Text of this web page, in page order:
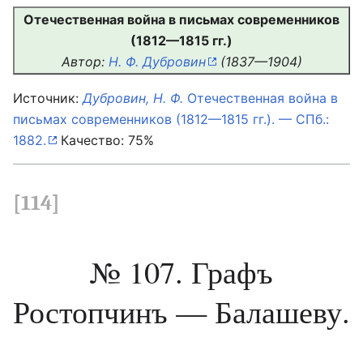
Отечественная война в письмах современников
(1812—1815 гг.)
Автор: Н. Ф. Дубровин (1837—1904)
Источник:Дубровин, Н. Ф. Отечественная война в
письмах современников (1812—1815 гг.). — СПб.:
1882.
Качество: 75%
[114]
№ 107. Графъ
Ростопчинъ — Балашеву.